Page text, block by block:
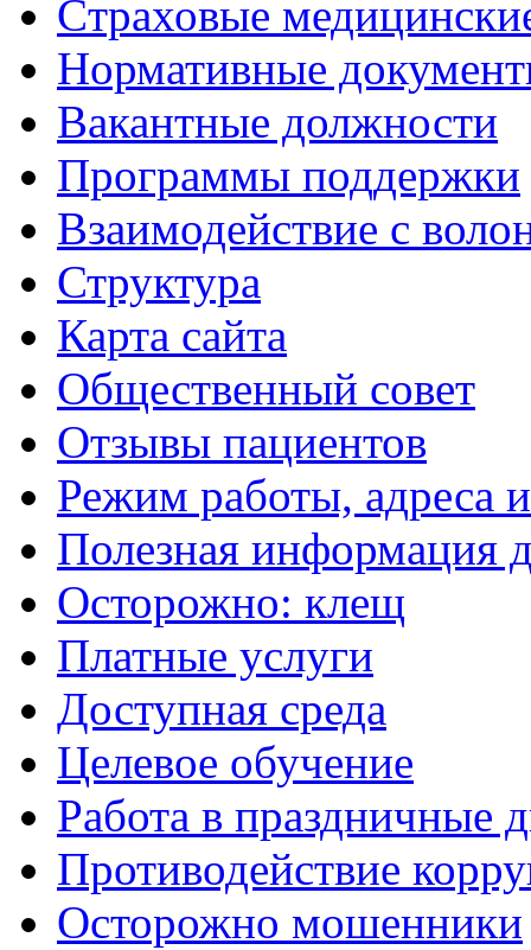
Cтраховые
Нормативные
Вакантные должности
Программы поддержки
Взаимодействие с
Структура
Карта сайта
Общественный совет
Отзывы пациентов
Режим работы, адреса
Полезная информация
Осторожно: клещ
Платные услуги
Доступная среда
Целевое обучение
Работа в праздничные
Противодействие
Осторожно мошенники